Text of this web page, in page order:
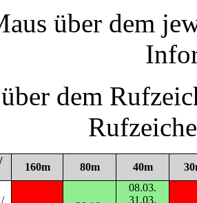
über dem
dem
160m 80m 40m
08.03.
31.03.